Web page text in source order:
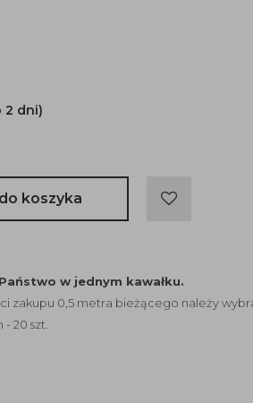
2 dni)
koszyka
w jednym kawałku.
zakupu 0,5 metra bieżącego należy
20 szt.